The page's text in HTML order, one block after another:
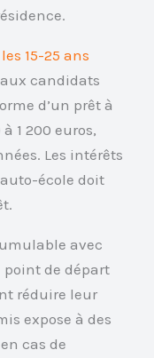
15-25 ans
candidats
d’un prêt à
1 200 euros,
Les intérêts
école doit
avec
point de départ
réduire leur
expose à des
cas de